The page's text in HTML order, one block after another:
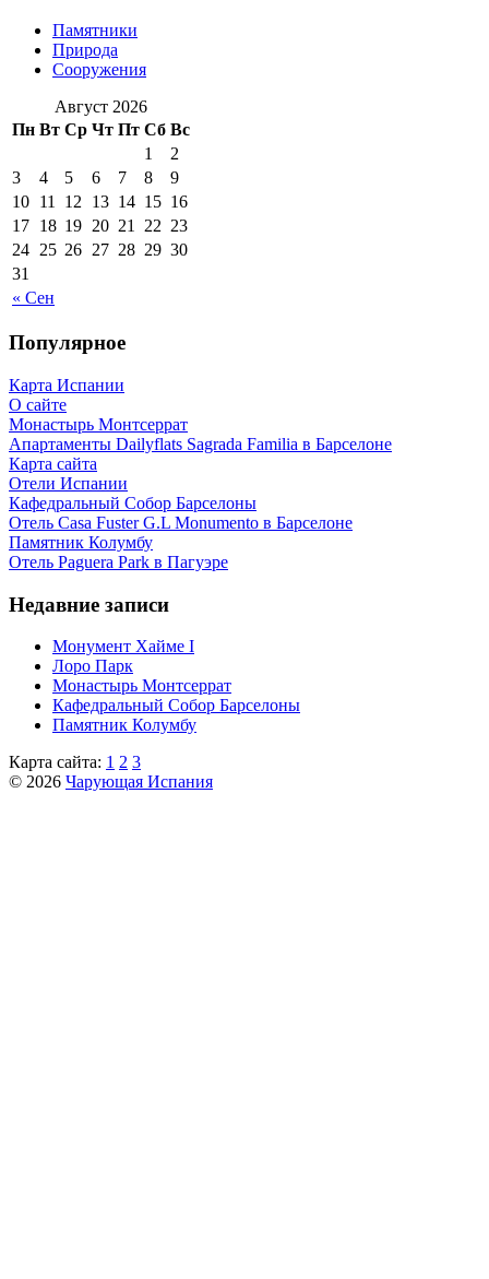
Памятники
Природа
Сооружения
Август 2026
Пн Вт Ср Чт Пт Сб Вс
« Сен
1
2
3
4 5 6 7 8
9
10 11 12 13 14 15 16
17 18 19 20 21 22 23
24 25 26 27 28 29 30
31
Популярное
Карта Испании
О сайте
Монастырь Монтсеррат
Апартаменты Dailyflats Sagrada Familia в Барселоне
Карта сайта
Отели Испании
Кафeдрaльный Собор Барселоны
Отель Casa Fuster G.L Monumento в Барселоне
Пaмятник Колумбу
Отель Paguera Park в Пагуэре
Недавние записи
Монумент Хайме I
Лоро Парк
Монастырь Монтсеррат
Кафeдрaльный Собор Барселоны
Пaмятник Колумбу
Карта сайта: 1 2 3
© 2026 Чарующая Испания